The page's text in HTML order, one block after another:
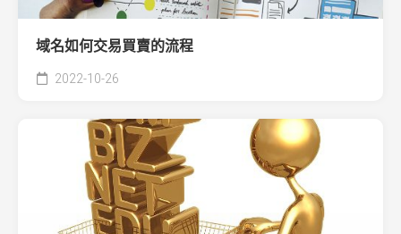
域名如何交易買賣的流程
2022-10-26